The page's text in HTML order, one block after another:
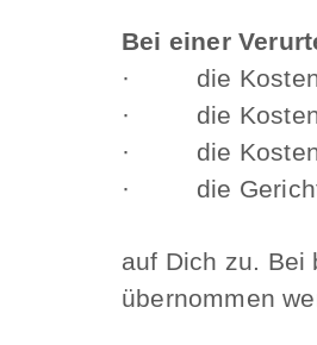
Bei einer
· die Kosten
· die Kosten
· die Kosten
· die
auf Dich zu. Bei
übernommen